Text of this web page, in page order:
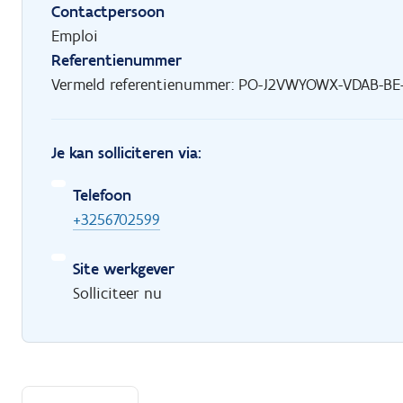
Contactpersoon
Emploi
Referentienummer
Vermeld referentienummer: PO-J2VWYOWX-VDAB-BE-
Je kan solliciteren via:
Telefoon
+3256702599
Site werkgever
Solliciteer nu